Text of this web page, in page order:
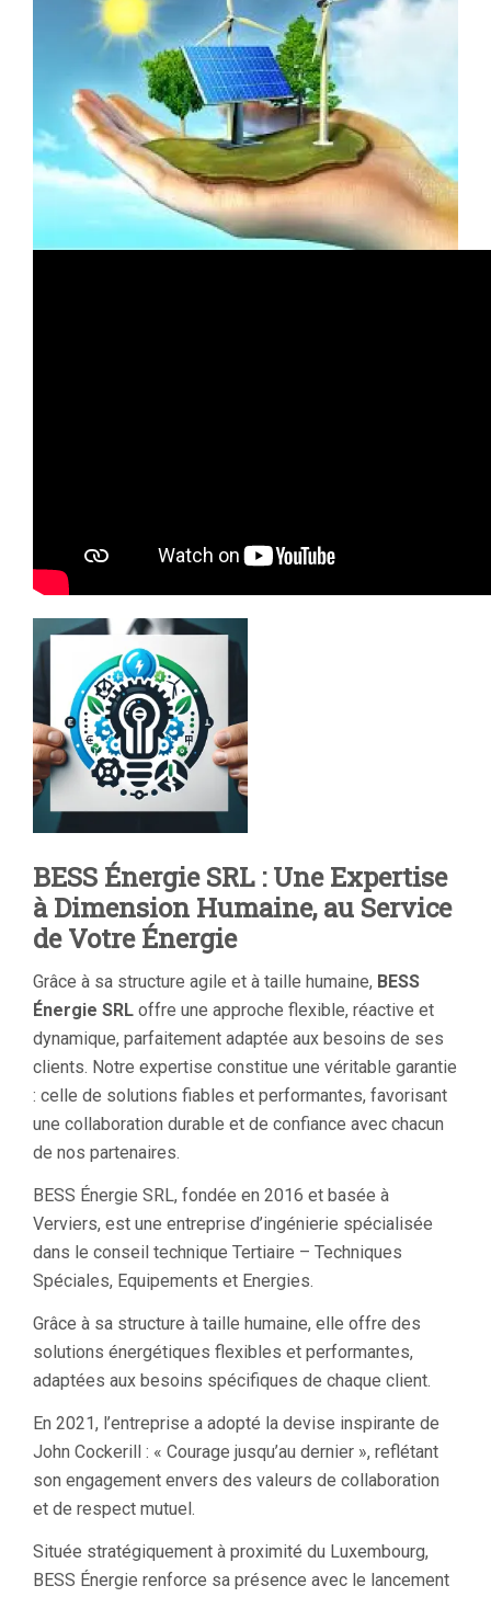
BESS Énergie SRL : Une Expertise
à Dimension Humaine, au Service
de Votre Énergie
Grâce à sa structure agile et à taille humaine, BESS
Énergie SRL offre une approche flexible, réactive et
dynamique, parfaitement adaptée aux besoins de ses
clients. Notre expertise constitue une véritable garantie
: celle de solutions fiables et performantes, favorisant
une collaboration durable et de confiance avec chacun
de nos partenaires.
BESS Énergie SRL, fondée en 2016 et basée à
Verviers, est une entreprise d’ingénierie spécialisée
dans le conseil technique Tertiaire – Techniques
Spéciales, Equipements et Energies.
Grâce à sa structure à taille humaine, elle offre des
solutions énergétiques flexibles et performantes,
adaptées aux besoins spécifiques de chaque client.
En 2021, l’entreprise a adopté la devise inspirante de
John Cockerill : « Courage jusqu’au dernier », reflétant
son engagement envers des valeurs de collaboration
et de respect mutuel.
Située stratégiquement à proximité du Luxembourg,
BESS Énergie renforce sa présence avec le lancement